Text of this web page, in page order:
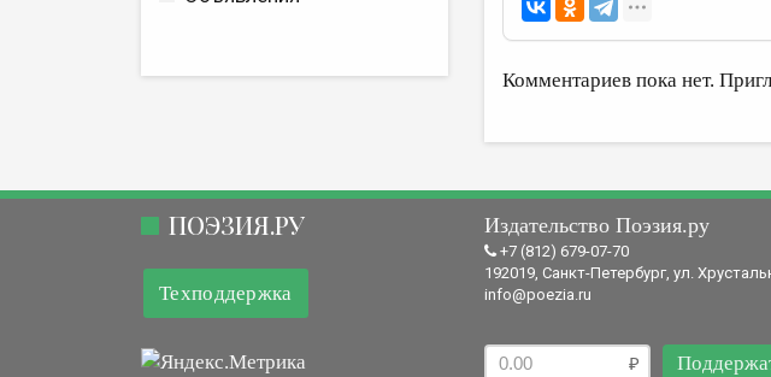
Комментариев пока нет.
ПОЭЗИЯ.РУ
Техподдержка
Издательство Поэзия.ру
+7 (812) 679-07-70
192019, Санкт-Петербург, ул.
info@poezia.ru